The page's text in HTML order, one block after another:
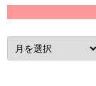
ア
ー
カ